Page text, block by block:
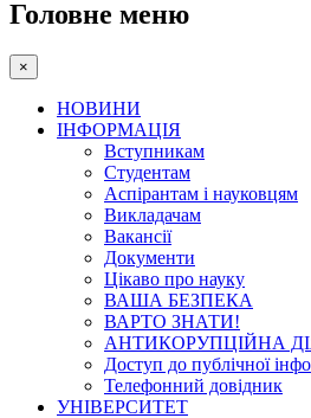
Головне меню
×
НОВИНИ
ІНФОРМАЦІЯ
Вступникам
Студентам
Аспірантам і науковцям
Викладачам
Вакансії
Документи
Цікаво про науку
ВАША БЕЗПЕКА
ВАРТО ЗНАТИ!
АНТИКОРУПЦІЙНА
Доступ до публічної
Телефонний довідник
УНІВЕРСИТЕТ